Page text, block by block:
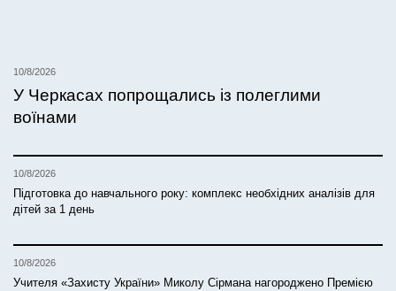
10/8/2026
У Черкасах попрощались із полеглими
воїнами
10/8/2026
Підготовка до навчального року: комплекс необхідних аналізів для
дітей за 1 день
10/8/2026
Учителя «Захисту України» Миколу Сірмана нагороджено Премією